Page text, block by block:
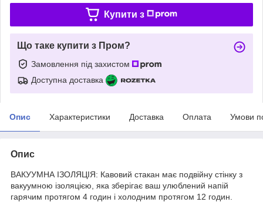
Купити з
Що таке купити з Пром?
Замовлення під захистом
Доступна доставка
Опис Характеристики Доставка Оплата Умови
Опис
ВАКУУМНА ІЗОЛЯЦІЯ: Кавовий стакан має подвійну стінку з
вакуумною ізоляцією, яка зберігає ваш улюблений напій
гарячим протягом 4 годин і холодним протягом 12 годин.